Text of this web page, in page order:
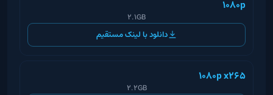
1080p
2.1GB
دانلود با لینک مستقیم
1080p x265
2.2GB